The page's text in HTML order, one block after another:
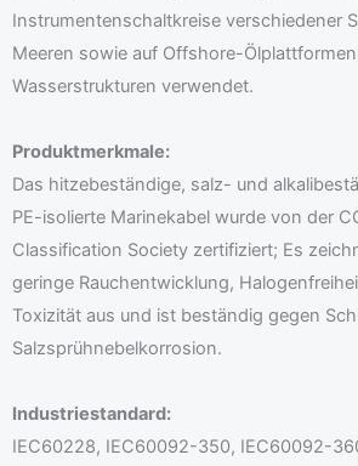
Instrumentenschaltkreise verschiedener
Meeren sowie auf Offshore-
Wasserstrukturen verwendet.
Produktmerkmale:
Das hitzebeständige, salz- und
PE-isolierte Marinekabel wurde von der
Classification Society zertifiziert; Es
geringe Rauchentwicklung,
Toxizität aus und ist beständig gegen
Salzsprühnebelkorrosion.
Industriestandard:
IEC60228, IEC60092-350, IEC60092-